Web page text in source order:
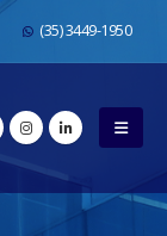
(35) 3449-1950